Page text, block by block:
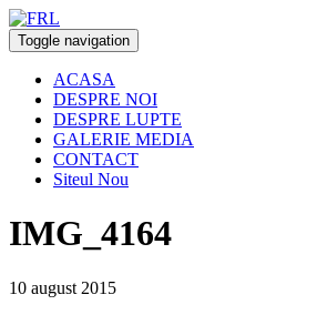
Toggle navigation
ACASA
DESPRE NOI
DESPRE LUPTE
GALERIE MEDIA
CONTACT
Siteul Nou
IMG_4164
10 august 2015